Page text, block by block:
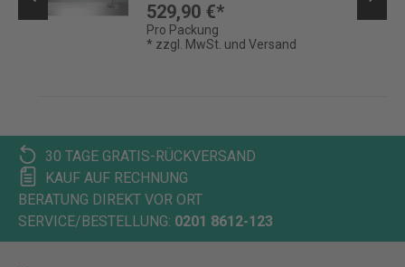
529,90 €*
Pro Packung
* zzgl. MwSt. und Versand
30 TAGE GRATIS-RÜCKVERSAND
KAUF AUF RECHNUNG
BERATUNG DIREKT VOR ORT
SERVICE/BESTELLUNG: 0201 8612-123